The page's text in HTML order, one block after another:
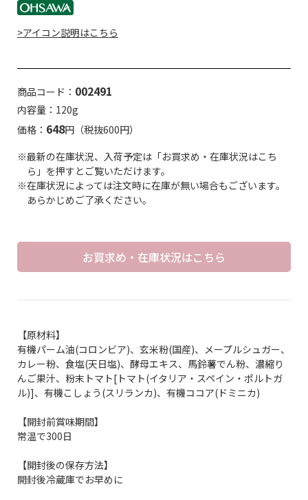
>アイコン説明はこちら
商品コード： 002491
内容量：120g
価格： 648円（税抜600円）
※最新の在庫状況、入荷予定は「お買求め・在庫状況はこち
ら」を押すとご覧いただけます。
※在庫状況によっては注文時に在庫が無い場合もございます。
あらかじめご了承ください。
お買求め・在庫状況はこちら
【原材料】
有機パーム油(コロンビア)、玄米粉(国産)、メープルシュガー、
カレー粉、食塩(天日塩)、酵母エキス、馬鈴薯でん粉、濃縮り
んご果汁、粉末トマト[トマト(イタリア・スペイン・ポルトガ
ル)]、有機こしょう(スリランカ)、有機ココア(ドミニカ)
【開封前賞味期間】
常温で300日
【開封後の保存方法】
開封後冷蔵庫でお早めに